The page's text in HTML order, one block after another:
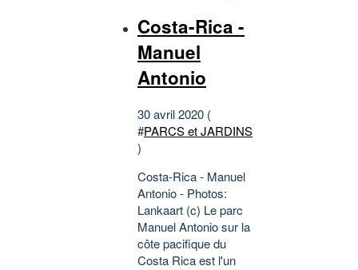
Costa-Rica -
Manuel
Antonio
30 avril 2020 (
#PARCS et JARDINS
)
Costa-Rica - Manuel
Antonio - Photos:
Lankaart (c) Le parc
Manuel Antonio sur la
côte pacifique du
Costa Rica est l'un